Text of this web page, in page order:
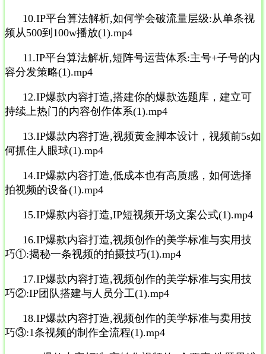
10.IP平台算法解析,如何学会破流量层级:从单条视
频从500到100w播放(1).mp4
11.IP平台算法解析,短阵号运营体系:主号+子号的内
容分发策略(1).mp4
12.IP爆款内容打造,搭建你的爆款选题库，建立可
持续上热门的内容创作体系(1).mp4
13.IP爆款内容打造,视频黄金脚本设计，视频前5s如
何抓住人眼球(1).mp4
14.IP爆款内容打造,低成本也有高质感，如何选择
拍视频的设备(1).mp4
15.IP爆款内容打造,IP短视频开场文案公式(1).mp4
16.IP爆款内容打造,视频创作的美学标准与实用技
巧①:揭秘一条视频的拍摄技巧(1).mp4
17.IP爆款内容打造,视频创作的美学标准与实用技
巧②:IP团队搭建与人员分工(1).mp4
18.IP爆款内容打造,视频创作的美学标准与卖用技
巧③:1条视频的制作全流程(1).mp4